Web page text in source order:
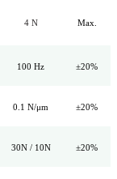
4 N Max.
100 Hz ±20%
0.1 N/μm ±20%
30N / 10N ±20%